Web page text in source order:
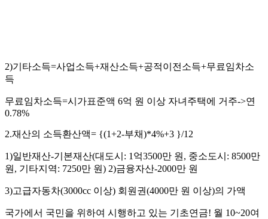
2)기타소득=사업소득+재산소득+공적이전소득+무료임차소
득
무료임차소득=시가표준액 6억 원 이상 자녀주택에 거주->연
0.78%
2.재산의 소득환산액= {(1+2-부채)*4%+3 }/12
1)일반재산-기본재산(대도시: 1억3500만 원, 중소도시: 8500만
원, 기타지역: 7250만 원) 2)금융자산-2000만 원
3)고급자동차(3000cc 이상) 회원권(4000만 원 이상)의 가액
국가에서 국민을 위하여 시행하고 있는 기초연금! 월 10~20여